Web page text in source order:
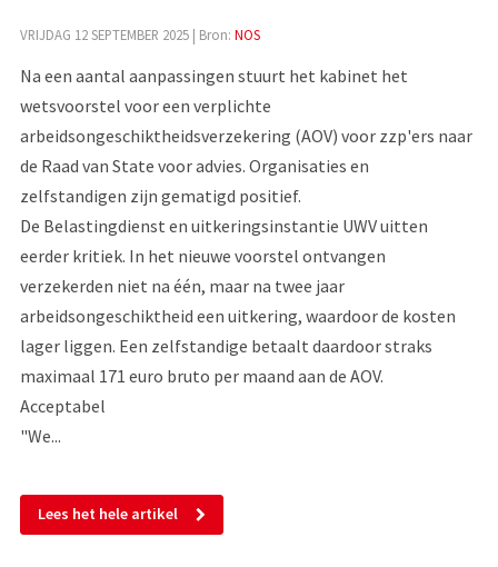
VRIJDAG 12 SEPTEMBER 2025| Bron: NOS
Na een aantal aanpassingen stuurt het kabinet het
wetsvoorstel voor een verplichte
arbeidsongeschiktheidsverzekering (AOV) voor zzp'ers naar
de Raad van State voor advies. Organisaties en
zelfstandigen zijn gematigd positief.
De Belastingdienst en uitkeringsinstantie UWV uitten
eerder kritiek. In het nieuwe voorstel ontvangen
verzekerden niet na één, maar na twee jaar
arbeidsongeschiktheid een uitkering, waardoor de kosten
lager liggen. Een zelfstandige betaalt daardoor straks
maximaal 171 euro bruto per maand aan de AOV.
Acceptabel
"We...
Lees het hele artikel